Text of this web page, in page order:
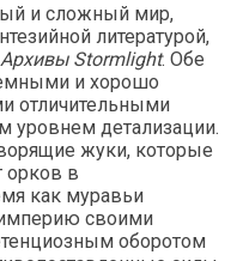
и сложный мир,
литературой,
Архивы Stormlight. Обе
и хорошо
отличительными
уровнем детализации.
жуки, которые
орков в
как муравьи
своими
оборотом